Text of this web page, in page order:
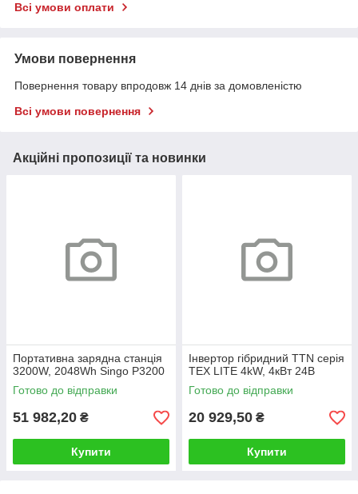
Всі умови оплати
Умови повернення
Повернення товару впродовж 14 днів за домовленістю
Всі умови повернення
Акційні пропозиції та новинки
Портативна зарядна станція
3200W, 2048Wh Singo P3200
Готово до відправки
51 982,20 ₴
Купити
Інвертор гібридний TTN серія
TEX LITE 4kW, 4кВт 24В
Готово до відправки
20 929,50 ₴
Купити